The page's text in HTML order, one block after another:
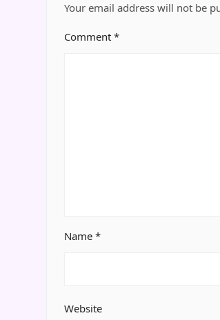
Your email address will not be
Comment*
Name*
Website